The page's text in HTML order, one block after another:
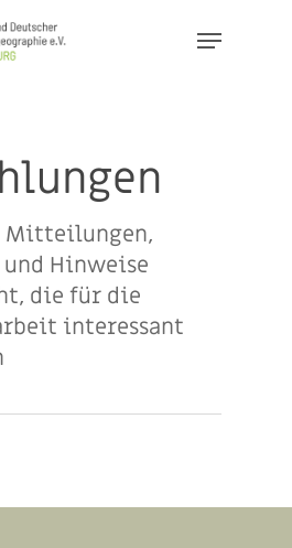
Menu
Mitteilungen,
Hinweise
die für die
interessant